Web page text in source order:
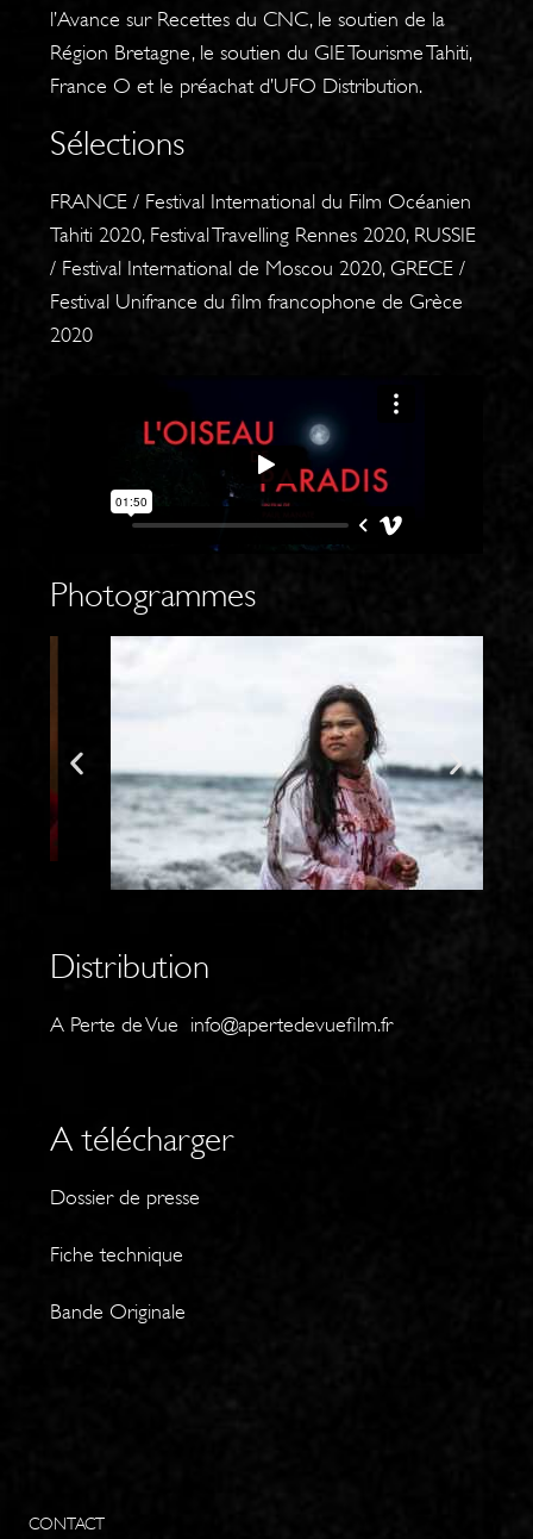
l’Avance sur Recettes du CNC, le soutien de la
Région Bretagne, le soutien du GIE Tourisme Tahiti,
France O et le préachat d’UFO Distribution.
Sélections
FRANCE / Festival International du Film Océanien
Tahiti 2020, Festival Travelling Rennes 2020, RUSSIE
/ Festival International de Moscou 2020, GRECE /
Festival Unifrance du film francophone de Grèce
2020
Photogrammes
Distribution
A Perte de Vue info@apertedevuefilm.fr
A télécharger
Dossier de presse
Fiche technique
Bande Originale
CONTACT